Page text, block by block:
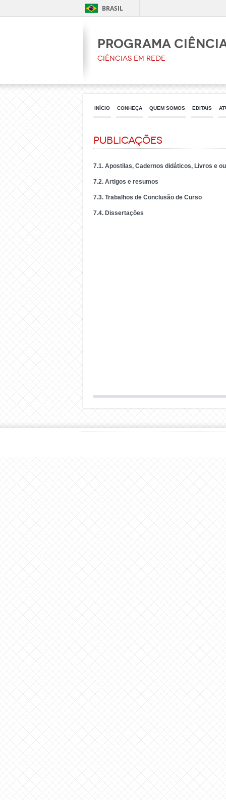
BRASIL
PROGRAMA
Ciências em Rede
INÍCIO CONHEÇA QUEM SOMOS EDITAIS
Publicações
7.1. Apostilas, Cadernos didáticos, Livros e
7.2. Artigos e resumos
7.3. Trabalhos de Conclusão de Curso
7.4. Dissertações